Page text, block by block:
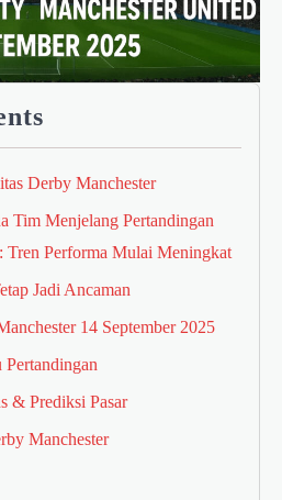
Derby Manchester
Tim Menjelang Pertandingan
Tren Performa Mulai Meningkat
Jadi Ancaman
14 September 2025
& Prediksi Pasar
Manchester